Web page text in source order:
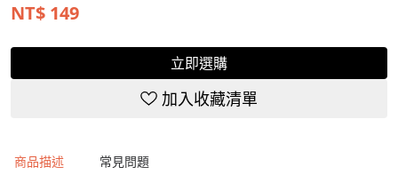
NT$ 149
立即選購
加入收藏清單
商品描述 常見問題